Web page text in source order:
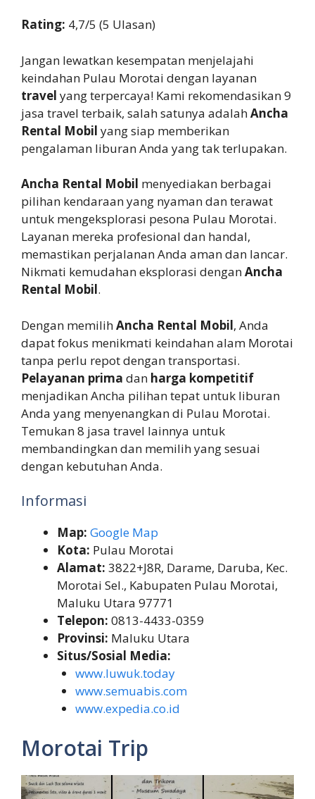
Rating: 4,7/5 (5 Ulasan)
Jangan lewatkan kesempatan menjelajahi
keindahan Pulau Morotai dengan layanan
travel yang terpercaya! Kami rekomendasikan 9
jasa travel terbaik, salah satunya adalahAncha
Rental Mobil yang siap memberikan
pengalaman liburan Anda yang tak terlupakan.
Ancha Rental Mobil menyediakan berbagai
pilihan kendaraan yang nyaman dan terawat
untuk mengeksplorasi pesona Pulau Morotai.
Layanan mereka profesional dan handal,
memastikan perjalanan Anda aman dan lancar.
Nikmati kemudahan eksplorasi denganAncha
Rental Mobil.
Dengan memilihAncha Rental Mobil, Anda
dapat fokus menikmati keindahan alam Morotai
tanpa perlu repot dengan transportasi.
Pelayanan prima dan harga kompetitif
menjadikan Ancha pilihan tepat untuk liburan
Anda yang menyenangkan di Pulau Morotai.
Temukan 8 jasa travel lainnya untuk
membandingkan dan memilih yang sesuai
dengan kebutuhan Anda.
Informasi
Map: Google Map
Kota: Pulau Morotai
Alamat: 3822+J8R, Darame, Daruba, Kec.
Morotai Sel., Kabupaten Pulau Morotai,
Maluku Utara 97771
Telepon: 0813-4433-0359
Provinsi: Maluku Utara
Situs/Sosial Media:
www.luwuk.today
www.semuabis.com
www.expedia.co.id
Morotai Trip